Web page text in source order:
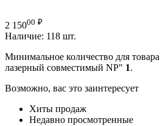
2 15000 ₽
Наличие: 118 шт.
Минимальное количество для
лазерный совместимый NP" 1.
Возможно, вас это заинтересует
Хиты продаж
Недавно просмотренные